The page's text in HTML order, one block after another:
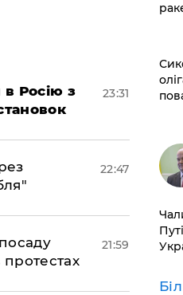
Росію з
23:31
22:47
21:59